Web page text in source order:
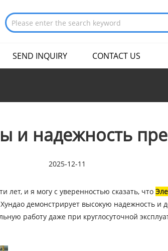
SEND INQUIRY CONTACT US
и надежность
2025-12-11
и я могу с уверенностью сказать, что
демонстрирует высокую надежность и
работу даже при круглосуточной